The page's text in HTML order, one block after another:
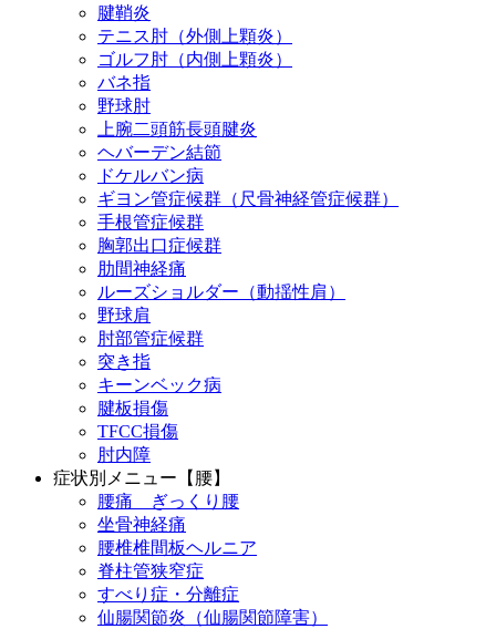
腱鞘炎
テニス肘（外側上顆炎）
ゴルフ肘（内側上顆炎）
バネ指
野球肘
上腕二頭筋長頭腱炎
ヘバーデン結節
ドケルバン病
ギヨン管症候群（尺骨神経管症候群）
手根管症候群
胸郭出口症候群
肋間神経痛
ルーズショルダー（動揺性肩）
野球肩
肘部管症候群
突き指
キーンベック病
腱板損傷
TFCC損傷
肘内障
症状別メニュー【腰】
腰痛 ぎっくり腰
坐骨神経痛
腰椎椎間板ヘルニア
脊柱管狭窄症
すべり症・分離症
仙腸関節炎（仙腸関節障害）